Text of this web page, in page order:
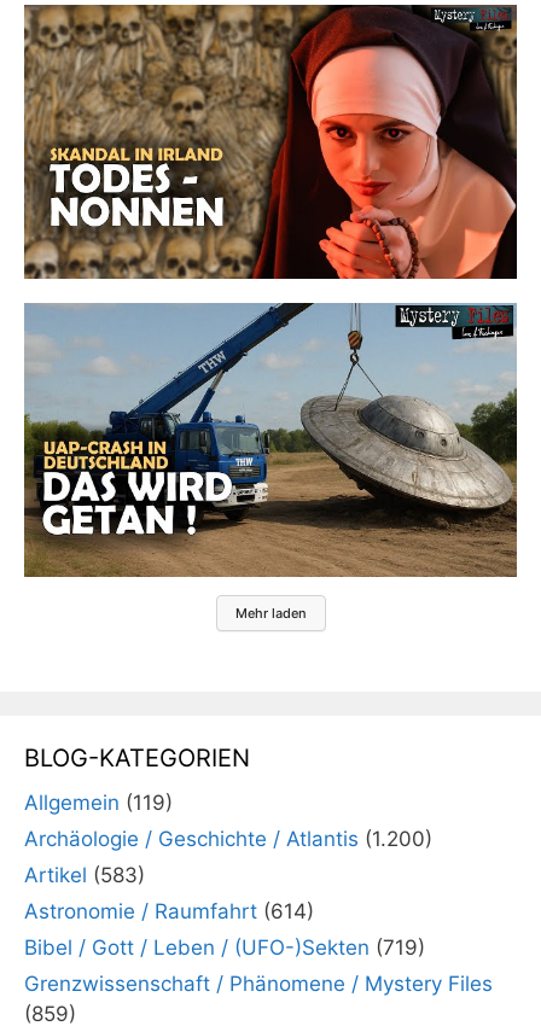
Mehr laden
BLOG-KATEGORIEN
Allgemein (119)
Archäologie / Geschichte / Atlantis (1.200)
Artikel (583)
Astronomie / Raumfahrt (614)
Bibel / Gott / Leben / (UFO-)Sekten (719)
Grenzwissenschaft / Phänomene / Mystery Files
(859)